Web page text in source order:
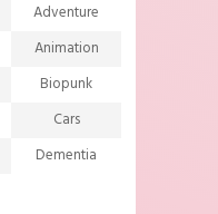
Adventure
Animation
Biopunk
Cars
Dementia